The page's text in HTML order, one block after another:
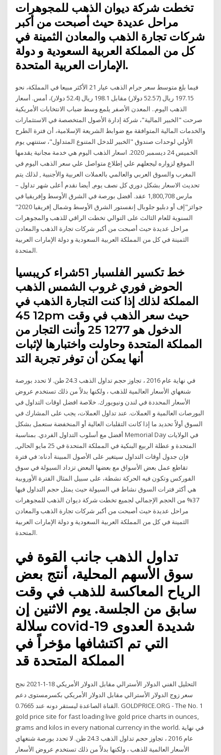
تخطت شركة ديوان الذهب للمجوهرات
مراحل عديدة حيث أصبحت من أكبر
شركات تجارة الذهب والمعادن الثمينة في
كل من المملكة العربية السعودية و دولة
الإمارات العربية المتحدة.
فيما بلغ متوسط سعر جرام الذهب عيار 21 الأكثر مبيعا في المملكة، نحو
197.15 ريال (52.57 دولار) مقابل 198.1 ريال (52.4 دولار)، أمس. أسعار
الذهب اليوم.. المعدن الأصفر يلمع وسط ضباب الانتخابات الأمريكية
صرحت "الخبير المالية"، شركة إدارة الأصول المتخصصة في الاستثمارات
والخدمات المالية المتوافقة مع ضوابط الشريعة الإسلامية، أن فترة الطرح
الأولي لوحدات صندوق "الخبير للدخل المتنوع المتداول"، ستنتهي يوم
الخميس 24 ديسمبر 2020. اسعار الذهب اليوم هي خدمة مجانية يقدمها
الموقع لزواره ليجعلهم علي إطلاع متواصل علي سعر الذهب اليوم في
المغرب والسوق العربي والعالمي بالعملات العربية والأجنبية , لذلك يتم
تحديث الاسعار بشكل دوري كل نصف يوم, أيضا نقدم أعلى شهر تداول –
مارس 1,800,708 عقد. أفضل بورصة في الشرق الأوسط وإفريقيا في
جوائز"إف أو دبليو جلوبال إنفستور الشرق الأوسط وشمال إفريقيا 2020"
السنوية للعام الثالث على التوالي تخطت الراقي للذهب والمجوهرات
مراحل عديدة حيث أصبحت من أكبر شركات تجارة الذهب والمعادن
الثمينة في كل من المملكة العربية السعودية و دولة الإمارات العربية
المتحدة.
خط تكسير الفلسبار 51شراء كريبسيا
الحوض فوري غروب الشمس الذهب
المملكة لذلك إذا كنت التجارة الذهب في
12 45pm حيث سعر الذهب في وقت
الدخول هو 1277 25 وأنت التجار من
المملكة المتحدة وحاولت واختبارها لإثبات
أنها يمكن أن توفر تجربة التد
في نهاية عام 2016 ، تجاوز حجم تداول الذهب 24.3 طن. لا تحدد بورصة
شنغهاي الأسعار العالمية للذهب ، ولكنها بدلاً من ذلك تستخدم عروض
الأسعار المحددة في لندن ونيويورك. خلاصة افضل اوقات التداول في
البورصات العالمية و العملات. عند تداول العملات، يجب على المشارك في
السوق أولاً تحديد ما إذا كانت التقلبات العالية أو المنخفضة ستعمل بشكل
أفضل مع أسلوب التداول الفردي. بمناسبة Memorial Day في الولايات
المتحدة و عطلة الربيع البنكية في المملكة المتحدة في 25 مايو الحالي,
فإن جدول أوقات التداول سيتغير على الأصول المبينة أدناه: في فترة
تقاطع عمل بعض الأسواق مع بعضها البعض تزداد السيولة في سوق
الفوركس وتكون فيه الحركة نشطة، على سبيل المثال الفترة الأوروبية
هي أكثر فترات السوق نشاط في السيولة حيث يمثل حجم التداول فيها
37% من الحجم الإجمالي لجميع تخطت شركة ديوان الذهب للمجوهرات
مراحل عديدة حيث أصبحت من أكبر شركات تجارة الذهب والمعادن
الثمينة في كل من المملكة العربية السعودية و دولة الإمارات العربية
المتحدة.
تداول الذهب جانب القوة في
سوق الأسهم المحلية، أنتج بعض
الرياح المعاكسة للذهب في وقت
سابق من الجلسة. يوم الاثنين إن
سلالة covid-19 شديدة العدوى
التي تم اكتشافها مؤخراً في
المملكة المتحدة قد
التحليل الفني الدولار الأسترالي مقابل الدولار الأمريكي 18-1-2021 نجح
سعر زوج الدولار الأسترالي مقابل الدولار الأمريكي بكسرمستوى دعم
القناة الصاعدة ليستقر دونه عند 0.7665. GOLDPRICE.ORG - The No. 1
gold price site for fast loading live gold price charts in ounces,
grams and kilos in every national currency in the world. في نهاية
عام 2016 ، تجاوز حجم تداول الذهب 24.3 طن. لا تحدد بورصة شنغهاي
الأسعار العالمية للذهب ، ولكنها بدلاً من ذلك تستخدم عروض الأسعار